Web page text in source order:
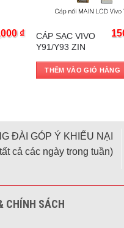
₫
Trả góp 0%
CÁP SẠC VIVO
Y91/Y93 ZIN
THÊM VÀO GIỎ HÀNG
ĐÀI GÓP Ý KHIẾU NẠI
cả các ngày trong tuần)
CHÍNH SÁCH